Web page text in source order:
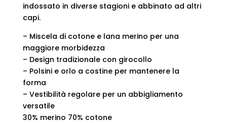
indossato in diverse stagioni e abbinato ad altri
capi.
– Miscela di cotone e lana merino per una
maggiore morbidezza
– Design tradizionale con girocollo
– Polsini e orlo a costine per mantenere la
forma
– Vestibilità regolare per un abbigliamento
versatile
30% merino 70% cotone